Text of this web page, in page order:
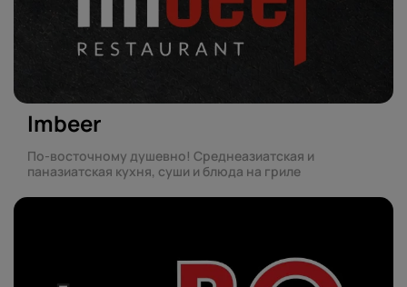
Imbeer
По-восточному душевно! Среднеазиатская и
паназиатская кухня, суши и блюда на гриле